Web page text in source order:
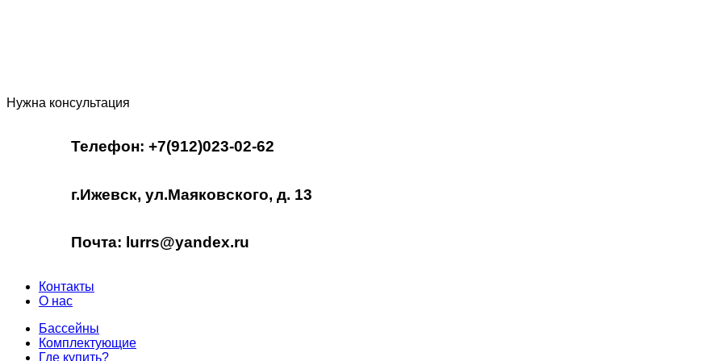
Нужна консультация
Телефон: +7(912)023-02-62
г.Ижевск, ул.Маяковского, д. 13
Почта: lurrs@yandex.ru
Контакты
О нас
Бассейны
Комплектующие
Где купить?